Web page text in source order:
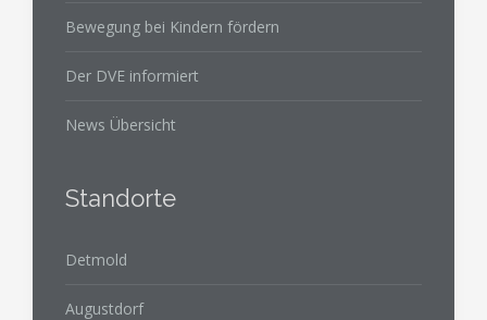
Bewegung bei Kindern fördern
Der DVE informiert
News Übersicht
Standorte
Detmold
Augustdorf